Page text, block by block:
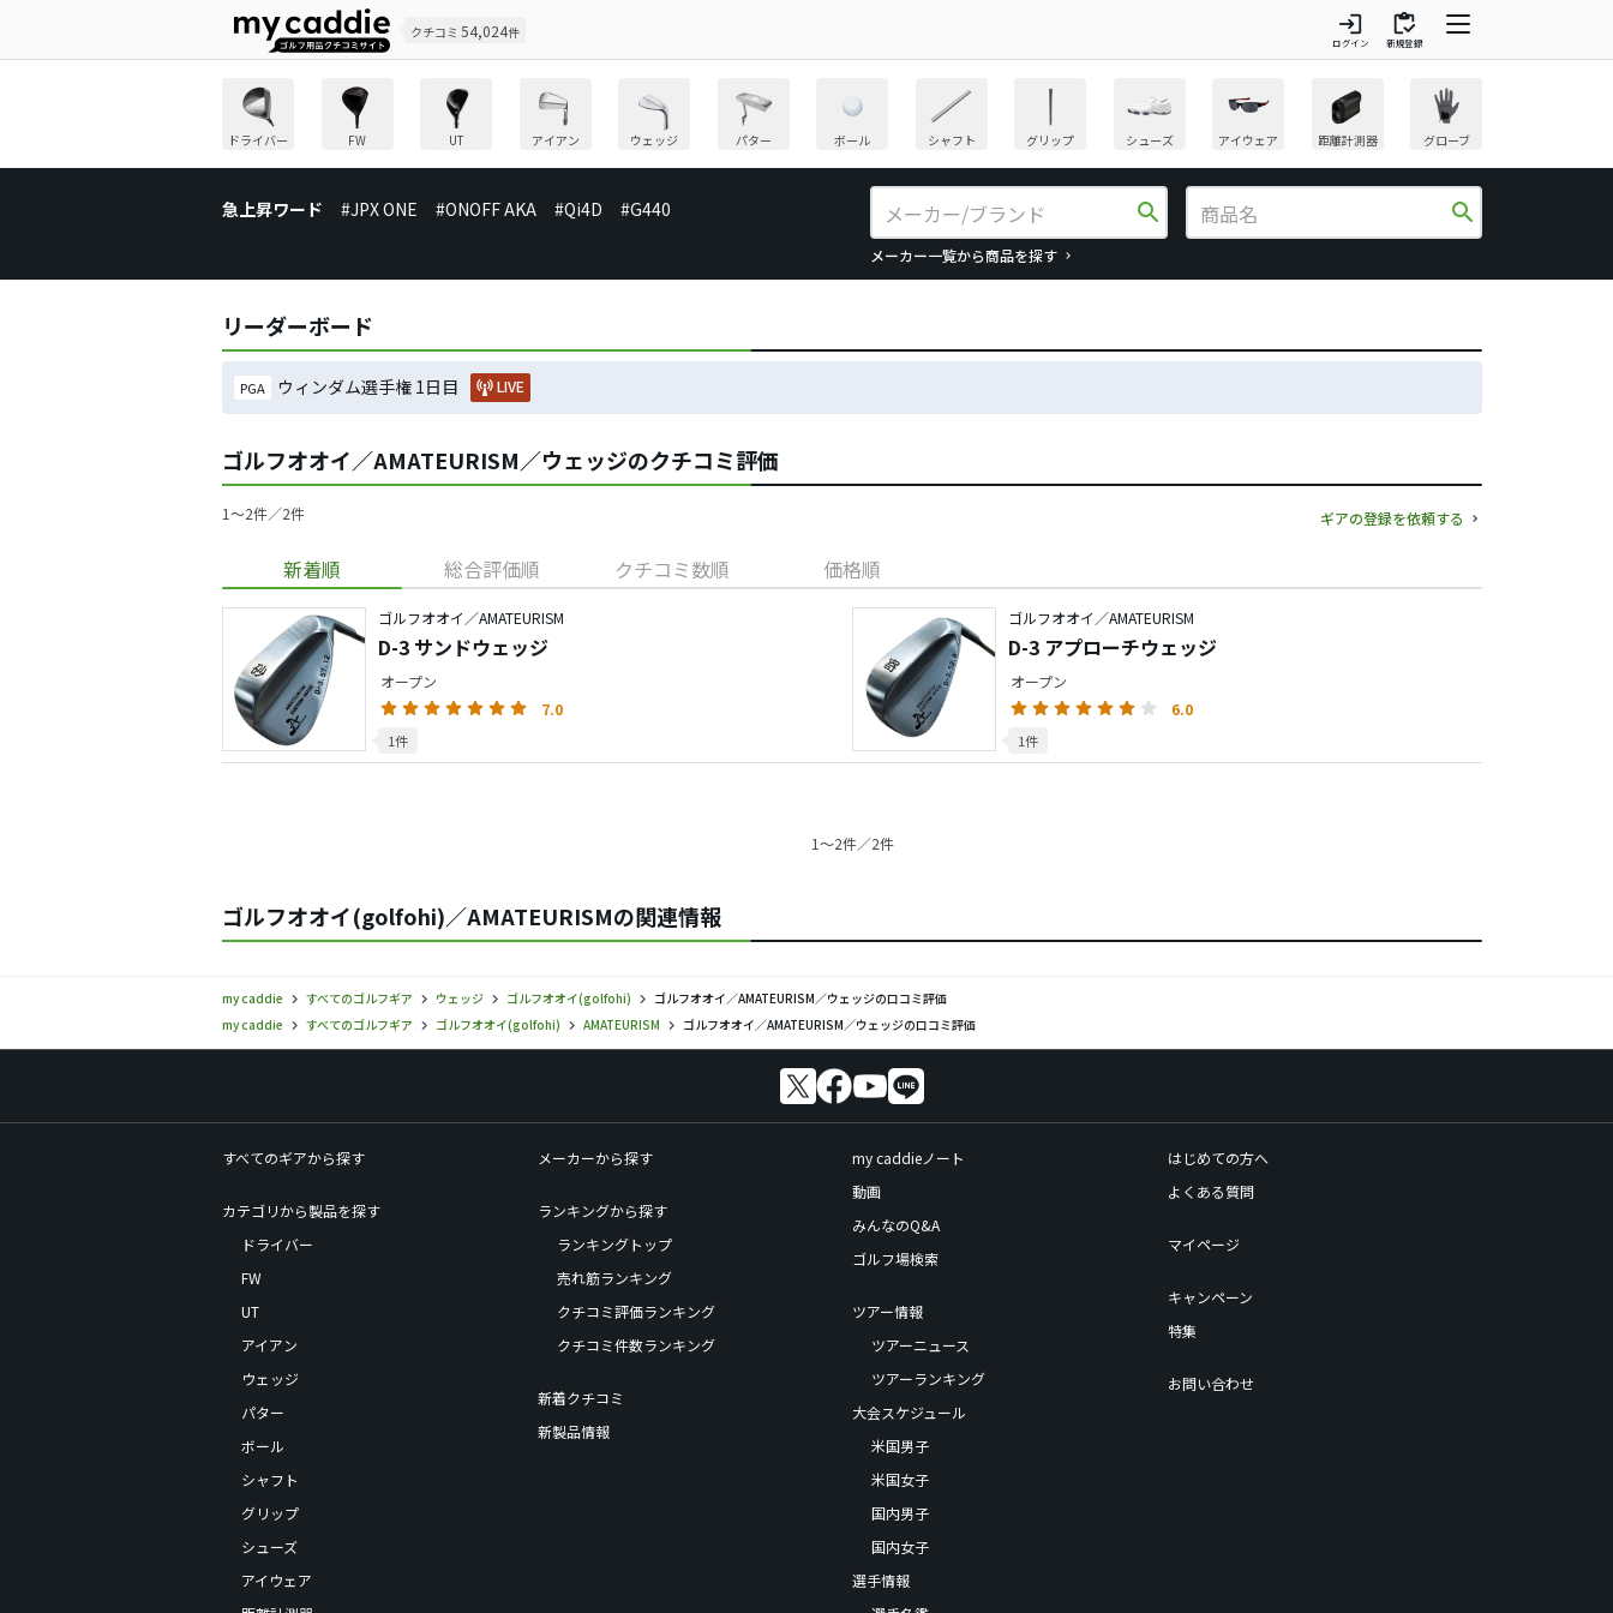
クチコミ 54,024件 login
ログイン
inventory
新規登録
ドライバー FW UT アイアン ウェッジ パター ボール シャフト グリップ シューズ アイウェア 距離計測器 グローブ
急上昇ワード #JPX ONE #ONOFF AKA #Qi4D #G440 search
メーカー一覧から商品を探す
search
リーダーボード
PGA ウィンダム選手権 1日目 LIVE
ゴルフオオイ／AMATEURISM／ウェッジのクチコミ評価
1〜2件／2件 ギアの登録を依頼する
新着順 総合評価順 クチコミ数順 価格順
ゴルフオオイ／AMATEURISM
D-3 サンドウェッジ
オープン
7.0
1件
ゴルフオオイ／AMATEURISM
D-3 アプローチウェッジ
オープン
6.0
1件
1〜2件／2件
ゴルフオオイ(golfohi)／AMATEURISMの関連情報
my caddie すべてのゴルフギア ウェッジ ゴルフオオイ(golfohi)
ゴルフオオイ／AMATEURISM／ウェッジの口コミ評価
my caddie
すべてのゴルフギア ゴルフオオイ(golfohi) AMATEURISM ゴルフオオイ／AMATEURISM／ウェッジの口コミ評価
すべてのギアから探す
カテゴリから製品を探す
ドライバー
FW
UT
アイアン
ウェッジ
パター
ボール
シャフト
グリップ
シューズ
アイウェア
メーカーから探す
ランキングから探す
ランキングトップ
売れ筋ランキング
クチコミ評価ランキング
クチコミ件数ランキング
新着クチコミ
新製品情報
my caddieノート
動画
みんなのQ&A
ゴルフ場検索
ツアー情報
ツアーニュース
ツアーランキング
大会スケジュール
米国男子
米国女子
国内男子
国内女子
選手情報
はじめての方へ
よくある質問
マイページ
キャンペーン
特集
お問い合わせ